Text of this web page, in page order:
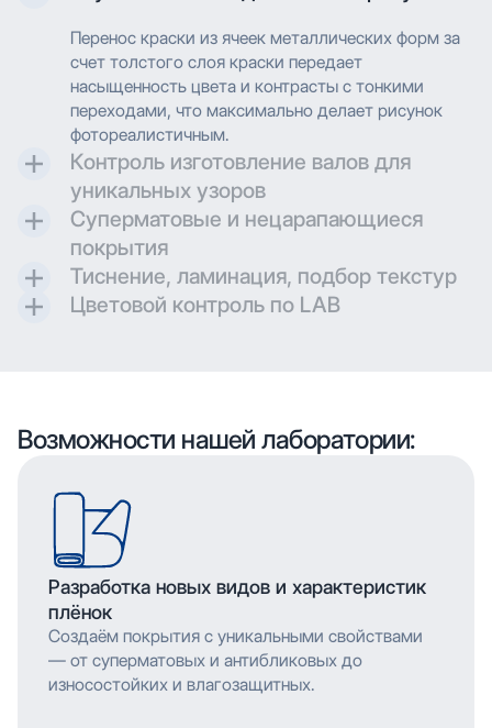
Перенос краски из ячеек металлических форм за
счет толстого слоя краски передает
насыщенность цвета и контрасты с тонкими
переходами, что максимально делает рисунок
фотореалистичным.
Контроль изготовление валов для
уникальных узоров
Контроль и разработка технических параметров
для гравировки позволяют максимально
воссоздавать дизайн при печати.
Суперматовые и нецарапающиеся
покрытия
Создаем матовые и суперматовые поверхности с
дополнительной защитой для трендовых
Тиснение, ламинация, подбор текстур
Применяем технологию глубокой печати с
долговечность изображения.
Цветовой контроль по LAB
мельчайшими деталями. Многослойное нанесение
обеспечивает насыщенность цвета и
Возможности нашей лаборатории:
Разработка новых видов и характеристик
плёнок
Создаём покрытия с уникальными свойствами
— от суперматовых и антибликовых до
износостойких и влагозащитных.